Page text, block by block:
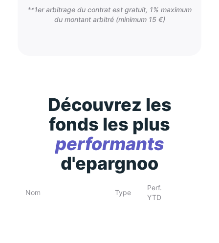
**1er arbitrage du contrat est gratuit, 1% maximum
du montant arbitré (minimum 15 €)
Découvrez les
fonds les plus
performants
d'epargnoo
Nom Type
Perf.
YTD